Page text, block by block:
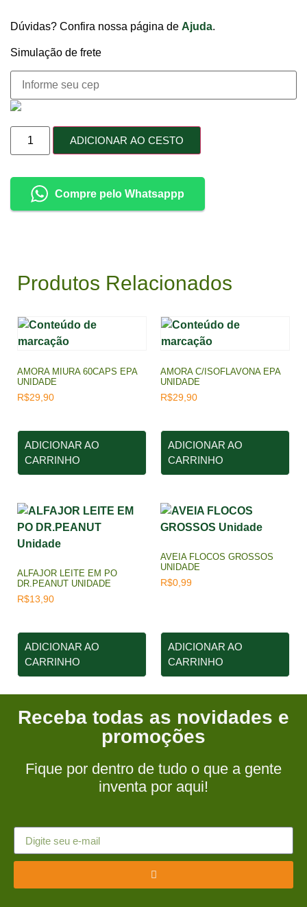
Dúvidas? Confira nossa página de Ajuda.
Simulação de frete
ADICIONAR AO CESTO
Compre pelo Whatsappp
Produtos Relacionados
AMORA MIURA 60CAPS EPA
UNIDADE
R$29,90
ADICIONAR AO
CARRINHO
AMORA C/ISOFLAVONA EPA
UNIDADE
R$29,90
ADICIONAR AO
CARRINHO
ALFAJOR LEITE EM PO
DR.PEANUT UNIDADE
R$13,90
ADICIONAR AO
CARRINHO
AVEIA FLOCOS GROSSOS
UNIDADE
R$0,99
ADICIONAR AO
CARRINHO
Receba todas as novidades e
promoções
Fique por dentro de tudo o que a gente
inventa por aqui!